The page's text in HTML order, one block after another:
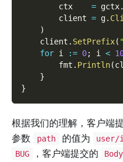
        ctx
= gctx.
        client
= g.
)
    client
. SetPrefix(
for i := 0; i <
        fmt
. Println(
}
}
根据我们的理解，客户端
参数
path 的值为 user/
BUG ，客户端提交的 Body